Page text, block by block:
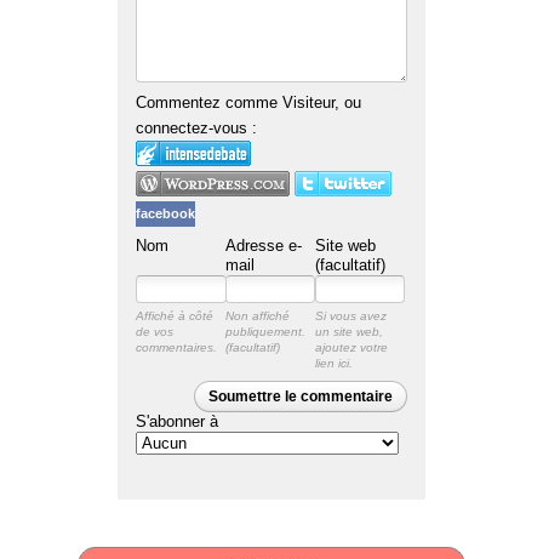
Commentez comme Visiteur, ou
connectez-vous :
facebook
Nom
Adresse e-
mail
Site web
(facultatif)
Affiché à côté
de vos
commentaires.
Non affiché
publiquement.
Si vous avez
un site web,
ajoutez votre
lien ici.
Soumettre le commentaire
S'abonner à